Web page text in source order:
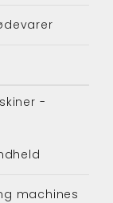
-
machines